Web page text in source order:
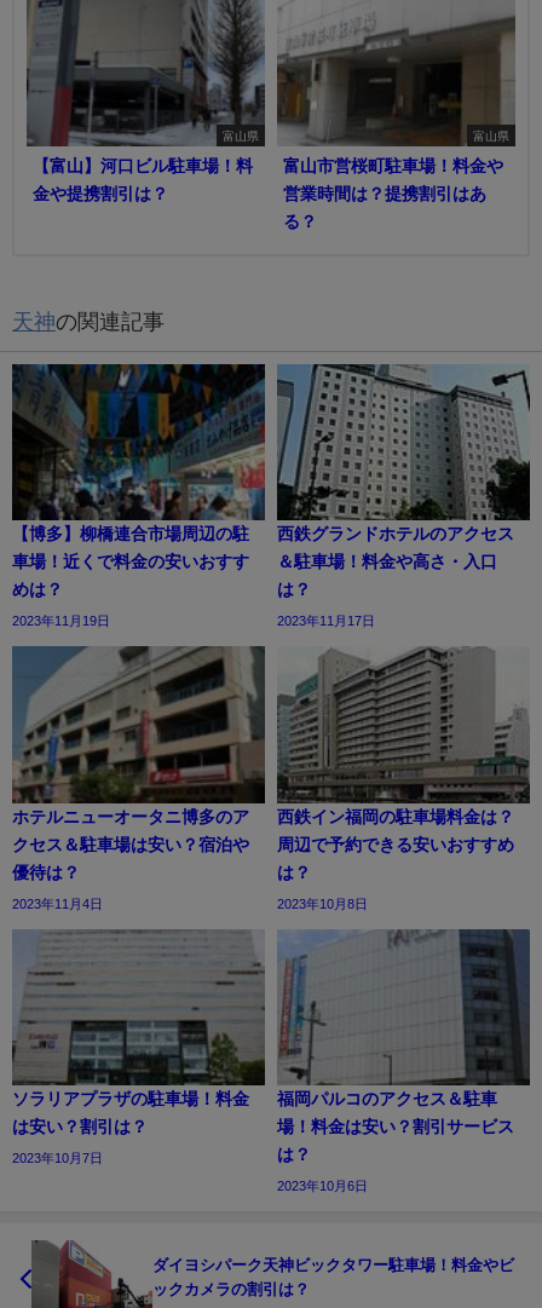
富山県
【富山】河口ビル駐車場！料
金や提携割引は？
富山県
富山市営桜町駐車場！料金や
営業時間は？提携割引はあ
る？
天神の関連記事
【博多】柳橋連合市場周辺の駐
車場！近くで料金の安いおすす
めは？
2023年11月19日
西鉄グランドホテルのアクセス
＆駐車場！料金や高さ・入口
は？
2023年11月17日
ホテルニューオータニ博多のア
クセス＆駐車場は安い？宿泊や
優待は？
2023年11月4日
西鉄イン福岡の駐車場料金は？
周辺で予約できる安いおすすめ
は？
2023年10月8日
ソラリアプラザの駐車場！料金
は安い？割引は？
2023年10月7日
福岡パルコのアクセス＆駐車
場！料金は安い？割引サービス
は？
2023年10月6日
ダイヨシパーク天神ビックタワー駐車場！料金やビ
ックカメラの割引は？